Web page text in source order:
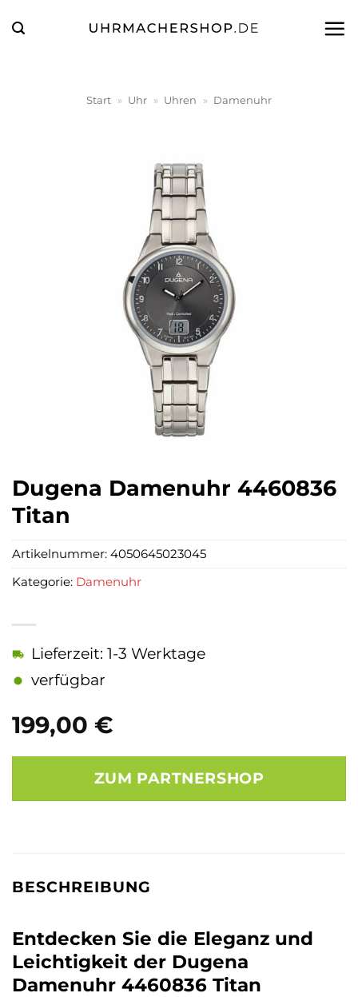
Inhalt
Start » Uhr » Uhren » Damenuhr
Dugena Damenuhr 4460836
Titan
199,00 €
Lieferzeit: 1-3 Werktage
verfügbar
ZUM PARTNERSHOP
Artikelnummer: 4050645023045
Kategorie: Damenuhr
BESCHREIBUNG
Entdecken Sie die Eleganz und
Leichtigkeit der Dugena
Damenuhr 4460836 Titan